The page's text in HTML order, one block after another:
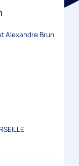
Alexandre Brun